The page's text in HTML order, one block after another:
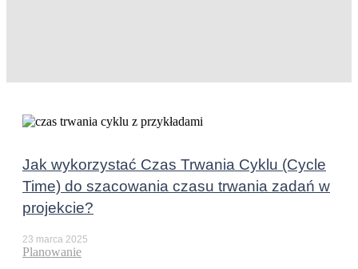
Jak wykorzystać Czas Trwania Cyklu (Cycle
Time) do szacowania czasu trwania zadań w
projekcie?
23 marca 2025
Planowanie